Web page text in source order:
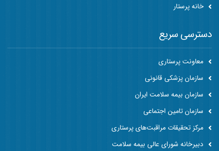
خانه پرستار
دسترسی سریع
معاونت پرستاری
سازمان پزشکی قانونی
سازمان بیمه سلامت ایران
سازمان تامین اجتماعی
مرکز تحقیقات مراقبت‌های پرستاری
دبیرخانه شورای عالی بیمه سلامت